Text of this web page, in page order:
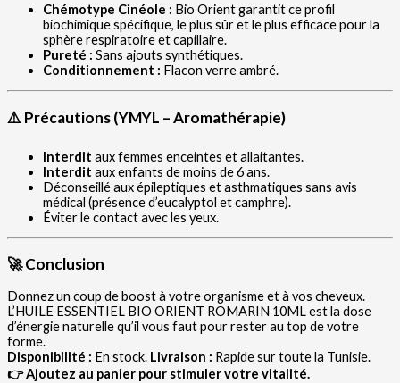
Chémotype Cinéole : Bio Orient garantit ce profil
biochimique spécifique, le plus sûr et le plus efficace pour la
sphère respiratoire et capillaire.
Pureté : Sans ajouts synthétiques.
Conditionnement : Flacon verre ambré.
⚠️ Précautions (YMYL – Aromathérapie)
Interdit aux femmes enceintes et allaitantes.
Interdit aux enfants de moins de 6 ans.
Déconseillé aux épileptiques et asthmatiques sans avis
médical (présence d’eucalyptol et camphre).
Éviter le contact avec les yeux.
🚀 Conclusion
Donnez un coup de boost à votre organisme et à vos cheveux.
L’HUILE ESSENTIEL BIO ORIENT ROMARIN 10ML est la dose
d’énergie naturelle qu’il vous faut pour rester au top de votre
forme.
Disponibilité : En stock. Livraison : Rapide sur toute la Tunisie.
👉 Ajoutez au panier pour stimuler votre vitalité.